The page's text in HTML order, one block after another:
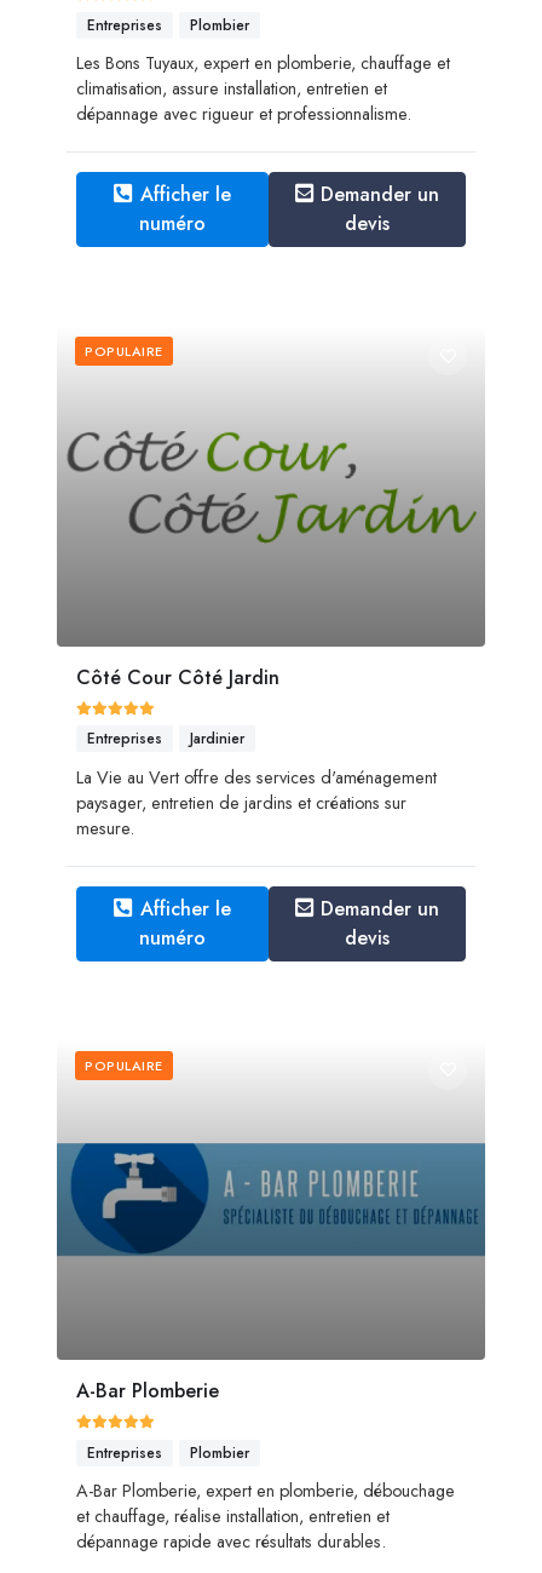
Entreprises Plombier
Les Bons Tuyaux, expert en plomberie, chauffage et
climatisation, assure installation, entretien et
dépannage avec rigueur et professionnalisme.
Afficher le
numéro
Demander un
devis
POPULAIRE
Côté Cour Côté Jardin
Entreprises Jardinier
La Vie au Vert offre des services d'aménagement
paysager, entretien de jardins et créations sur
mesure.
Afficher le
numéro
Demander un
devis
POPULAIRE
A-Bar Plomberie
Entreprises Plombier
A-Bar Plomberie, expert en plomberie, débouchage
et chauffage, réalise installation, entretien et
dépannage rapide avec résultats durables.